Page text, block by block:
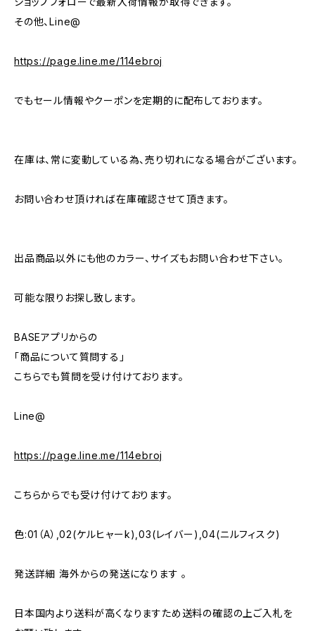
その他、Line@
https://page.line.me/114ebroj
でもセール情報やクーポンを定期的に配布しております。
在庫は、常に変動している為、売り切れになる場合がございます。
お問い合わせ頂ければ在庫確認させて頂きます。
出品商品以外にも他のカラー、サイズもお問い合わせ下さい。
可能な限りお探し致します。
BASEアプリからの
「商品について質問する」
こちらでも質問を受け付けております。
Line@
https://page.line.me/114ebroj
こちらからでも受け付けております。
色:01（A）,02(ケルヒャーk),03(レイバー),04(ニルフィスク)
発送詳細 海外からの発送になります 。
日本国内より送料が高くなりますため送料の確認の上ご入札を